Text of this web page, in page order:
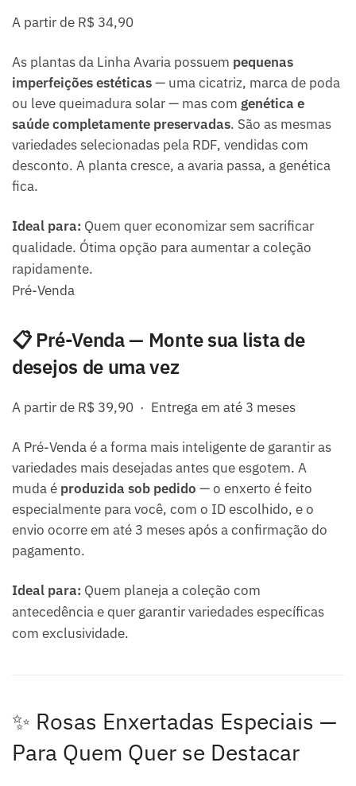
A partir de R$ 34,90
As plantas da Linha Avaria possuem pequenas
imperfeições estéticas— uma cicatriz, marca de poda
ou leve queimadura solar — mas com genética e
saúde completamente preservadas. São as mesmas
variedades selecionadas pela RDF, vendidas com
desconto. A planta cresce, a avaria passa, a genética
fica.
Ideal para: Quem quer economizar sem sacrificar
qualidade. Ótima opção para aumentar a coleção
rapidamente.
Pré-Venda
📋 Pré-Venda — Monte sua lista de
desejos de uma vez
A partir de R$ 39,90 · Entrega em até 3 meses
A Pré-Venda é a forma mais inteligente de garantir as
variedades mais desejadas antes que esgotem. A
muda é produzida sob pedido — o enxerto é feito
especialmente para você, com o ID escolhido, e o
envio ocorre em até 3 meses após a confirmação do
pagamento.
Ideal para: Quem planeja a coleção com
antecedência e quer garantir variedades específicas
com exclusividade.
✨ Rosas Enxertadas Especiais —
Para Quem Quer se Destacar